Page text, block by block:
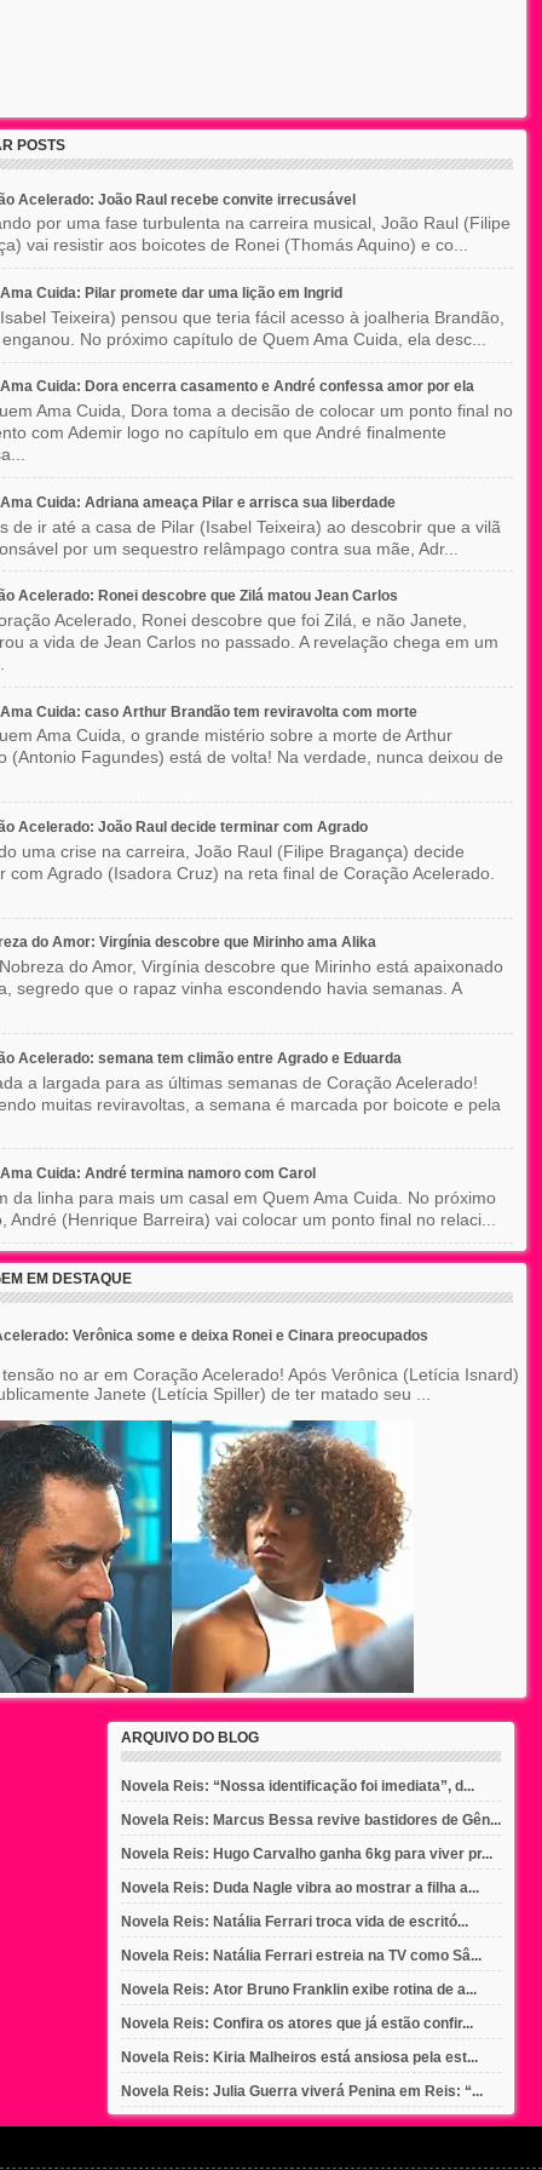
POSTS
Acelerado: João Raul recebe convite irrecusável
por uma fase turbulenta na carreira musical, João Raul (Filipe
vai resistir aos boicotes de Ronei (Thomás Aquino) e co...
Cuida: Pilar promete dar uma lição em Ingrid
Teixeira) pensou que teria fácil acesso à joalheria Brandão,
No próximo capítulo de Quem Ama Cuida, ela desc...
Cuida: Dora encerra casamento e André confessa amor por ela
Ama Cuida, Dora toma a decisão de colocar um ponto final no
com Ademir logo no capítulo em que André finalmente
Cuida: Adriana ameaça Pilar e arrisca sua liberdade
de ir até a casa de Pilar (Isabel Teixeira) ao descobrir que a vilã
por um sequestro relâmpago contra sua mãe, Adr...
Acelerado: Ronei descobre que Zilá matou Jean Carlos
Acelerado, Ronei descobre que foi Zilá, e não Janete,
a vida de Jean Carlos no passado. A revelação chega em um
Cuida: caso Arthur Brandão tem reviravolta com morte
Ama Cuida, o grande mistério sobre a morte de Arthur
(Antonio Fagundes) está de volta! Na verdade, nunca deixou de
Acelerado: João Raul decide terminar com Agrado
uma crise na carreira, João Raul (Filipe Bragança) decide
com Agrado (Isadora Cruz) na reta final de Coração Acelerado.
do Amor: Virgínia descobre que Mirinho ama Alika
do Amor, Virgínia descobre que Mirinho está apaixonado
segredo que o rapaz vinha escondendo havia semanas. A
Acelerado: semana tem climão entre Agrado e Eduarda
a largada para as últimas semanas de Coração Acelerado!
muitas reviravoltas, a semana é marcada por boicote e pela
Cuida: André termina namoro com Carol
da linha para mais um casal em Quem Ama Cuida. No próximo
André (Henrique Barreira) vai colocar um ponto final no relaci...
EM DESTAQUE
Verônica some e deixa Ronei e Cinara preocupados
no ar em Coração Acelerado! Após Verônica (Letícia Isnard)
Janete (Letícia Spiller) de ter matado seu ...
ARQUIVO DO BLOG
Novela Reis: “Nossa identificação foi imediata”, d...
Novela Reis: Marcus Bessa revive bastidores de Gên...
Novela Reis: Hugo Carvalho ganha 6kg para viver pr...
Novela Reis: Duda Nagle vibra ao mostrar a filha a...
Novela Reis: Natália Ferrari troca vida de escritó...
Novela Reis: Natália Ferrari estreia na TV como Sâ...
Novela Reis: Ator Bruno Franklin exibe rotina de a...
Novela Reis: Confira os atores que já estão confir...
Novela Reis: Kiria Malheiros está ansiosa pela est...
Novela Reis: Julia Guerra viverá Penina em Reis: “...